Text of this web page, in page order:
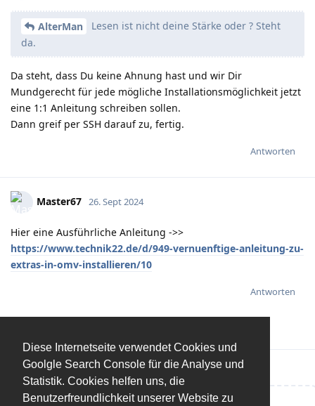
Diese Internetseite verwendet Cookies und
Goolgle Search Console für die Analyse und
Statistik. Cookies helfen uns, die
Benutzerfreundlichkeit unserer Website zu
AlterMan
Lesen ist nicht deine Stärke oder ? Steht
da.
Da steht, dass Du keine Ahnung hast und wir Dir
Mundgerecht für jede mögliche Installationsmöglichkeit jetzt
eine 1:1 Anleitung schreiben sollen.
Dann greif per SSH darauf zu, fertig.
Antworten
Master67 26. Sept 2024
Hier eine Ausführliche Anleitung ->>
https://www.technik22.de/d/949-vernuenftige-anleitung-zu-
extras-in-omv-installieren/10
Antworten